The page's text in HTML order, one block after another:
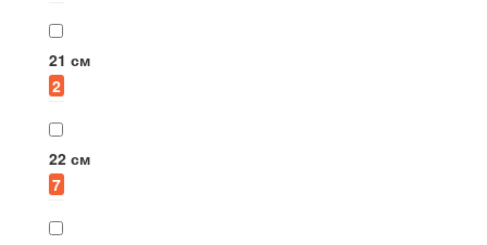
21 см
2
22 см
7